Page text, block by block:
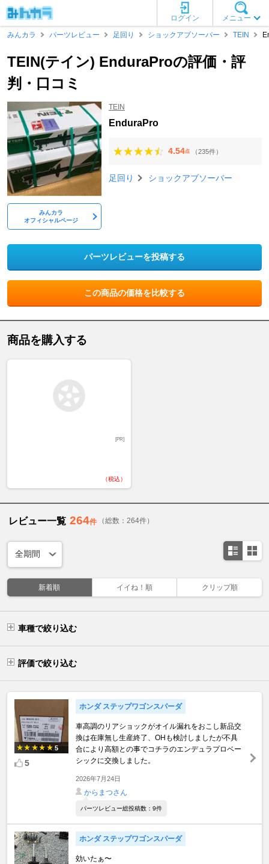
メニュー
ログイン
みんカラ
パーツレビュー 足回り ショックアブソーバー TEIN
TEIN(テイン) EnduraProの評価・評
判・口コミ
みんカラ
オフィシャルページ
TEIN
EnduraPro
4.54点 （235件）
足回り ショックアブソーバー
パーツレビューを投稿する
この商品の価格を比較する
商品を購入する
[PR]
（税込）
レビュー一覧 264件 （総数：264件）
新着順 イイね！順 クリップ順
車種で絞り込む
評価で絞り込む
5
5
ホンダ ステップワゴンスパーダ
車高調のリアショックがオイル漏れをおこし新品交
換は在庫無し生産終了、OHも検討しましたが不具
合により高額との事でコチラのエンデュラプロベー
シックに交換しました。
2026年7月24日
からまつさん
パーツレビュー総投稿数：9件
ホンダ ステップワゴンスパーダ
効いたぁ〜